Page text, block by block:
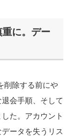
に。デー
削除する前にや
会手順、そして
た。アカウント
ータを失うリス